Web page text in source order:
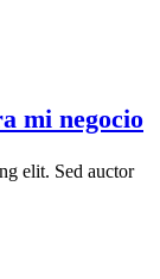
mi negocio
elit. Sed auctor